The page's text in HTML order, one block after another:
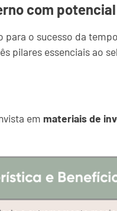
com
o sucesso da
pilares essenciais ao
em materiais de